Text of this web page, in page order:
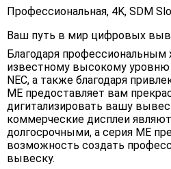
Профессиональная, 4K, SDM
Ваш путь в мир цифровых
Благодаря профессиональным
известному высокому
NEC, а также благодаря
ME предоставляет вам
дигитализировать вашу
коммерческие дисплеи
долгосрочными, а серия ME
возможность создать
вывеску.